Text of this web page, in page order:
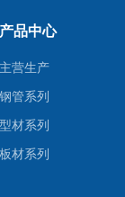
产品中心
主营生产
钢管系列
型材系列
板材系列